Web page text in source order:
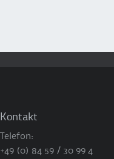
Kontakt
Telefon:
+49 (0) 84 59 / 30 99 4